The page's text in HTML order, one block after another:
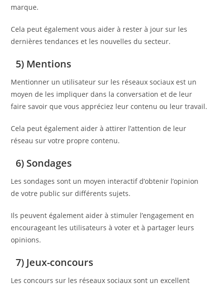
marque.
Cela peut également vous aider à rester à jour sur les
dernières tendances et les nouvelles du secteur.
5) Mentions
Mentionner un utilisateur sur les réseaux sociaux est un
moyen de les impliquer dans la conversation et de leur
faire savoir que vous appréciez leur contenu ou leur travail.
Cela peut également aider à attirer l’attention de leur
réseau sur votre propre contenu.
6) Sondages
Les sondages sont un moyen interactif d’obtenir l’opinion
de votre public sur différents sujets.
Ils peuvent également aider à stimuler l’engagement en
encourageant les utilisateurs à voter et à partager leurs
opinions.
7) Jeux-concours
Les concours sur les réseaux sociaux sont un excellent